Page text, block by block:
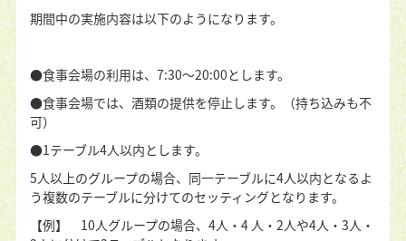
期間中の実施内容は以下のようになります。
●食事会場の利用は、 7:30〜20:00 とします。
●食事会場では、酒類の提供を停止します。（持ち込みも不
可）
●1 テーブル4人以内とします。
5 人以上のグループの場合、同一テーブルに4人以内となるよ
う複数のテーブルに分けてのセッティングとなります。
【例】 10 人グループの場合、 4人・ 4 人・ 2 人や4人・ 3 人・